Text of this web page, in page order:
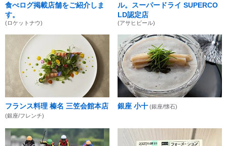
食べログ掲載店舗をご紹介しま
す。
(ロケットナウ)
ル。スーパードライ SUPERCO
LD認定店
(アサヒビール)
フランス料理 榛名 三笠会館本店
(銀座/フレンチ)
銀座 小十 (銀座/懐石)